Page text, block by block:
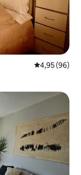
Gemiddelde
4,95 (96)